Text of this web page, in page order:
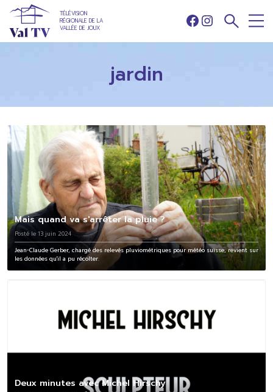
TÉLÉVISION
RÉGIONALE DE LA
VALLÉE DE JOUX
Facebook
Instagram
jardin
Mais quand va s'arrêter la pluie ?
Posté le 13 juin 2024
Jean-Claude Gerber, chargé des relevés pluviométriques pour météo suisse, revient sur
les données qu'il a pu récolter.
Deux minutes avec Michel Hirschy